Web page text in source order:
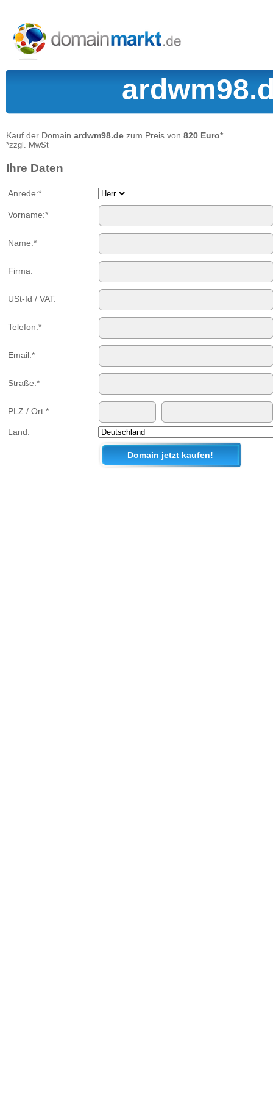
Kauf der Domain ardwm98.de zum Preis von 820 Euro*
*zzgl. MwSt
Ihre Daten
Anrede:*
Vorname:*
Name:*
Firma:
USt-Id / VAT:
Telefon:*
Email:*
Straße:*
PLZ / Ort:*
Land: